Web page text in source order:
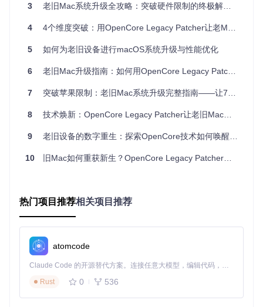
图形性能不足：无法流畅播放高清视频或运行图形密集型应
网络连接问题：Wi-Fi速度慢或不稳定
电池续航大幅缩短：需要频繁充电
这些问题中，有些是硬件自然老化导致，但更多是由于系统更
新停止后缺乏优化支持造成的。值得注意的是，许多2015年前
累。
💡实践小贴士：通过"活动监视器"查看系统资源使用情况，区
接近100%，可能需要硬件升级；如果资源使用率不高但系统
2.1 OpenCore Legacy Patcher如何为旧Mac"颁发新系统通行
想象一下，你的旧Mac就像一位经验丰富的员工，能力依然出
众，却因为没有最新的"工作许可证"而无法进入新的工作环
境。OpenCore Legacy Patcher(OCLP)就像是一位专业的"职
格。
3 老旧Mac系统升级全攻略：突破硬件限制的终极解决方案
4 4个维度突破：用OpenCore Legacy Patcher让老Mac焕发新生实战指南
5 如何为老旧设备进行macOS系统升级与性能优化
6 老旧Mac升级指南：如何用OpenCore Legacy Patcher实现macOS新系统支持
7 突破苹果限制：老旧Mac系统升级完整指南——让7类设备重获新生
8 技术焕新：OpenCore Legacy Patcher让老旧Mac重获新生的实战指南
9 老旧设备的数字重生：探索OpenCore技术如何唤醒沉睡的Mac硬件
10 旧Mac如何重获新生？OpenCore Legacy Patcher让老旧硬件焕发第二春
热门项目推荐相关项目推荐
atomcode
Claude Code 的开源替代方案。连接任意大模型，编辑代码，运行命令，自动验证 — 全自动执行。用 Rust 构建，极致性能。 ｜ An open-source alternative to Claude Code. Connect any LLM, edit code, run commands, and verify changes — autonomously. Built in Rust for speed. Get Started
Rust
0 536